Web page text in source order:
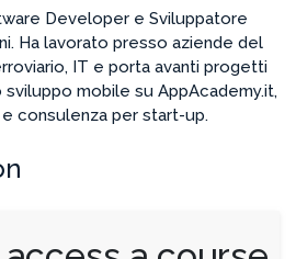
Developer e Sviluppatore
Ha lavorato presso aziende del
IT e porta avanti progetti
mobile su AppAcademy.it,
consulenza per start-up.